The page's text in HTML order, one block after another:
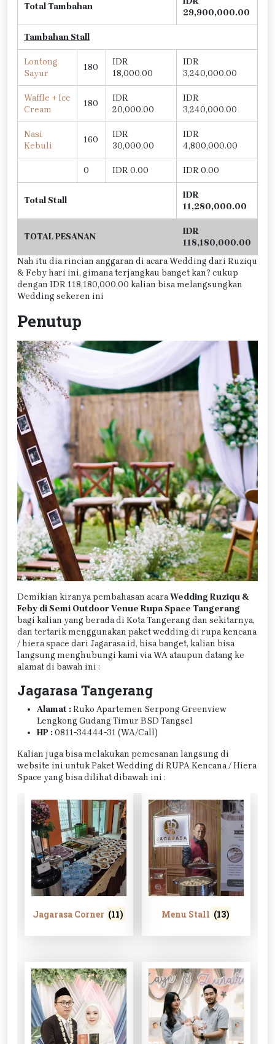
Total Tambahan
29,900,000.00
Tambahan Stall
Lontong
Sayur
180
IDR
18,000.00
IDR
3,240,000.00
Waffle + Ice
Cream
180
IDR
20,000.00
IDR
3,240,000.00
Nasi
Kebuli
160
IDR
30,000.00
IDR
4,800,000.00
0 IDR 0.00 IDR 0.00
Total Stall
IDR
11,280,000.00
TOTAL PESANAN
IDR
118,180,000.00
Nah itu dia rincian anggaran di acara Wedding dari Ruziqu
& Feby hari ini, gimana terjangkau banget kan? cukup
dengan IDR 118,180,000.00 kalian bisa melangsungkan
Wedding sekeren ini
Penutup
Demikian kiranya pembahasan acaraWedding Ruziqu &
Feby di Semi Outdoor Venue Rupa Space Tangerang
bagi kalian yang berada di Kota Tangerang dan sekitarnya,
dan tertarik menggunakan paket wedding di rupa kencana
/ hiera space dari Jagarasa.id, bisa banget, kalian bisa
langsung menghubungi kami via WA ataupun datang ke
alamat di bawah ini :
Jagarasa Tangerang
Alamat :Ruko Apartemen Serpong Greenview
Lengkong Gudang Timur BSD Tangsel
HP :0811-34444-31 (WA/Call)
Kalian juga bisa melakukan pemesanan langsung di
website ini untuk Paket Wedding di RUPA Kencana / Hiera
Space yang bisa dilihat dibawah ini :